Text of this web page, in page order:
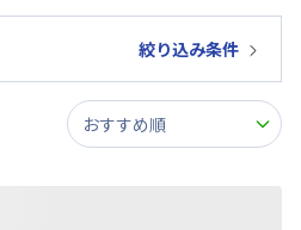
絞り込み条件